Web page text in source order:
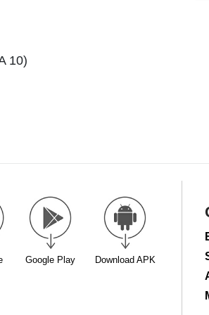
10)
Google Play Download APK